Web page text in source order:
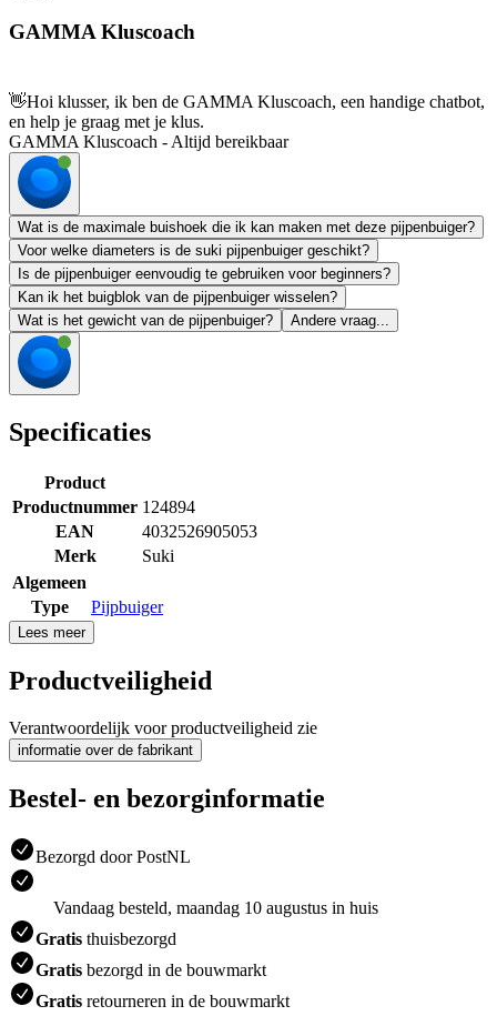
GAMMA Kluscoach
👋Hoi klusser, ik ben de GAMMA Kluscoach, een handige chatbot,
en help je graag met je klus.
GAMMA Kluscoach - Altijd bereikbaar
Wat is de maximale buishoek die ik kan maken met deze pijpenbuiger?
Voor welke diameters is de suki pijpenbuiger geschikt?
Is de pijpenbuiger eenvoudig te gebruiken voor beginners?
Kan ik het buigblok van de pijpenbuiger wisselen?
Wat is het gewicht van de pijpenbuiger?
Andere vraag...
Specificaties
Product
Productnummer 124894
EAN
4032526905053
Merk
Suki
Algemeen
Type
Pijpbuiger
Lees meer
Productveiligheid
Verantwoordelijk voor productveiligheid zie
informatie over de fabrikant
Bestel- en bezorginformatie
Bezorgd door PostNL
Vandaag besteld, maandag 10 augustus in huis
Gratis thuisbezorgd
Gratis bezorgd in de bouwmarkt
Gratis retourneren in de bouwmarkt